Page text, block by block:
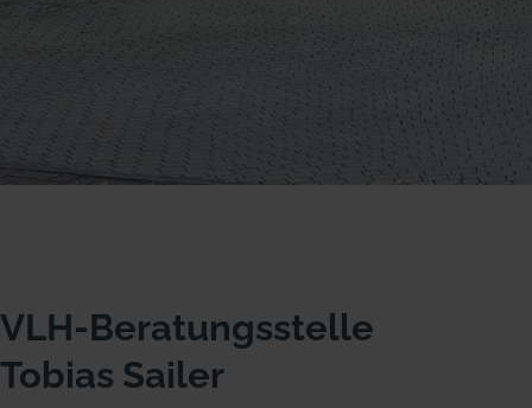
VLH-Beratungsstelle
Tobias Sailer